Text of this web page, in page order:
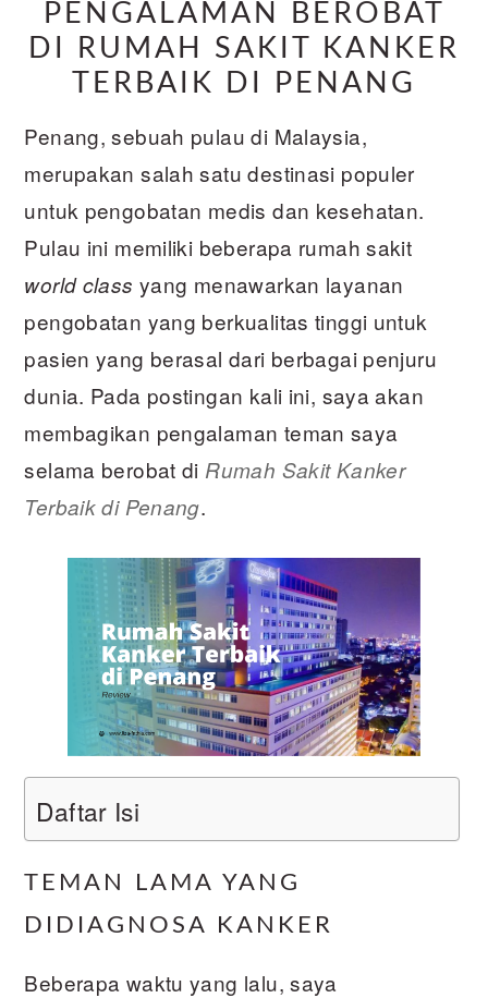
PENGALAMAN BEROBAT
DI RUMAH SAKIT KANKER
TERBAIK DI PENANG
Penang, sebuah pulau di Malaysia,
merupakan salah satu destinasi populer
untuk pengobatan medis dan kesehatan.
Pulau ini memiliki beberapa rumah sakit
world class yang menawarkan layanan
pengobatan yang berkualitas tinggi untuk
pasien yang berasal dari berbagai penjuru
dunia. Pada postingan kali ini, saya akan
membagikan pengalaman teman saya
selama berobat di Rumah Sakit Kanker
Terbaik di Penang.
Daftar Isi
TEMAN LAMA YANG
DIDIAGNOSA KANKER
Beberapa waktu yang lalu, saya